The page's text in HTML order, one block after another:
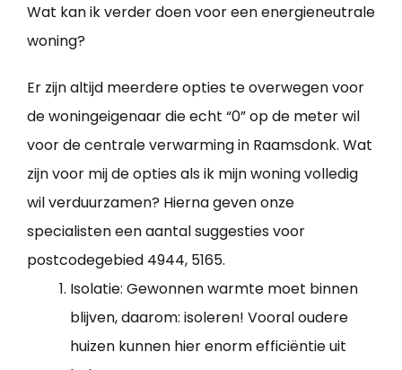
Wat kan ik verder doen voor een energieneutrale
woning?
Er zijn altijd meerdere opties te overwegen voor
de woningeigenaar die echt “0” op de meter wil
voor de centrale verwarming in Raamsdonk. Wat
zijn voor mij de opties als ik mijn woning volledig
wil verduurzamen? Hierna geven onze
specialisten een aantal suggesties voor
postcodegebied 4944, 5165.
Isolatie: Gewonnen warmte moet binnen
blijven, daarom: isoleren! Vooral oudere
huizen kunnen hier enorm efficiëntie uit